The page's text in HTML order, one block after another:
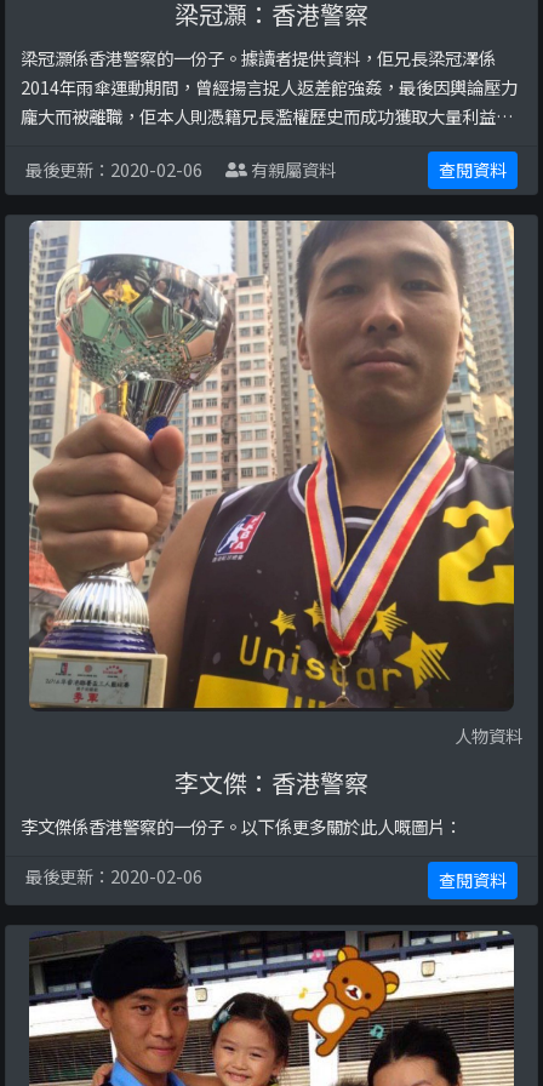
梁冠灝：香港警察
梁冠灝係香港警察的一份子。據讀者提供資料，佢兄長梁冠澤係
2014年雨傘運動期間，曾經揚言捉人返差館強姦，最後因輿論壓力
龐大而被離職，佢本人則憑籍兄長濫權歷史而成功獲取大量利益。
返前女朋友做愛，又曾經毆打女朋友，令女朋友成身瘀傷，眼鏡爆
裂。女朋友要求分手之後就扮可憐、跪地道歉話無下次，但死性不
改，最後要女朋友雙親出面要求斷絕來往。以下係更多關 ...
最後更新：2020-02-06 有親屬資料 查閱資料
人物資料
李文傑：香港警察
李文傑係香港警察的一份子。以下係更多關於此人嘅圖片：
最後更新：2020-02-06
查閱資料